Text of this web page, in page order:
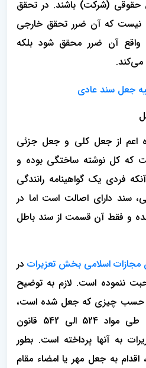
(شرکت) باشند. در تحقق
نیست که آن ضرر تحقق خارجی
واقع آن ضرر محقق شود بلکه
می‌کند.
جعل سند عادی
اعم از جعل کلی و جعل جزئی
که کل نوشته ساختگی بوده و
فردی یک گواهینامه رانندگی
سند دارای اصالت است اما در
و فقط آن قسمت از سند باطل
در
ننموده است. لازم به توضیح
حسب چیزی که جعل شده است،
متفاوت می‌باشد که مقنن طی مواد 524 الی 542 قانون
به آنها پرداخته است. بطور
به جعل مهر یا امضاء مقام